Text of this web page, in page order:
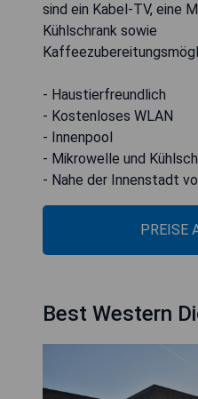
sind ein Kabel-TV, eine
Kühlschrank sowie
- Haustierfreundlich
- Kostenloses WLAN
- Innenpool
- Mikrowelle und
- Nahe der Innenstadt
PREISE
Best Western